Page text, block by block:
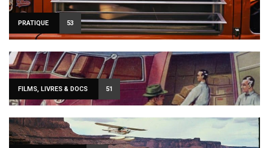
PRATIQUE 53
FILMS, LIVRES & DOCS 51